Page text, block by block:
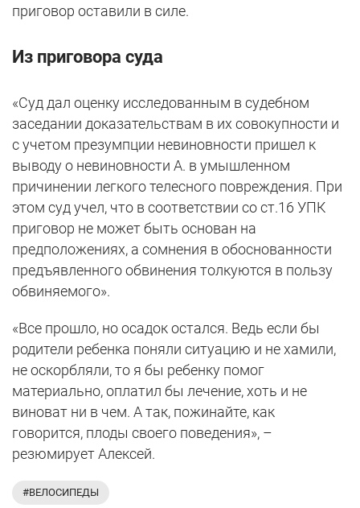
приговор оставили в силе.
Из приговора суда
«Суд дал оценку исследованным в судебном
заседании доказательствам в их совокупности и
с учетом презумпции невиновности пришел к
выводу о невиновности А. в умышленном
причинении легкого телесного повреждения. При
этом суд учел, что в соответствии со ст.16 УПК
приговор не может быть основан на
предположениях, а сомнения в обоснованности
предъявленного обвинения толкуются в пользу
обвиняемого».
«Все прошло, но осадок остался. Ведь если бы
родители ребенка поняли ситуацию и не хамили,
не оскорбляли, то я бы ребенку помог
материально, оплатил бы лечение, хоть и не
виноват ни в чем. А так, пожинайте, как
говорится, плоды своего поведения», –
резюмирует Алексей.
#ВЕЛОСИПЕДЫ